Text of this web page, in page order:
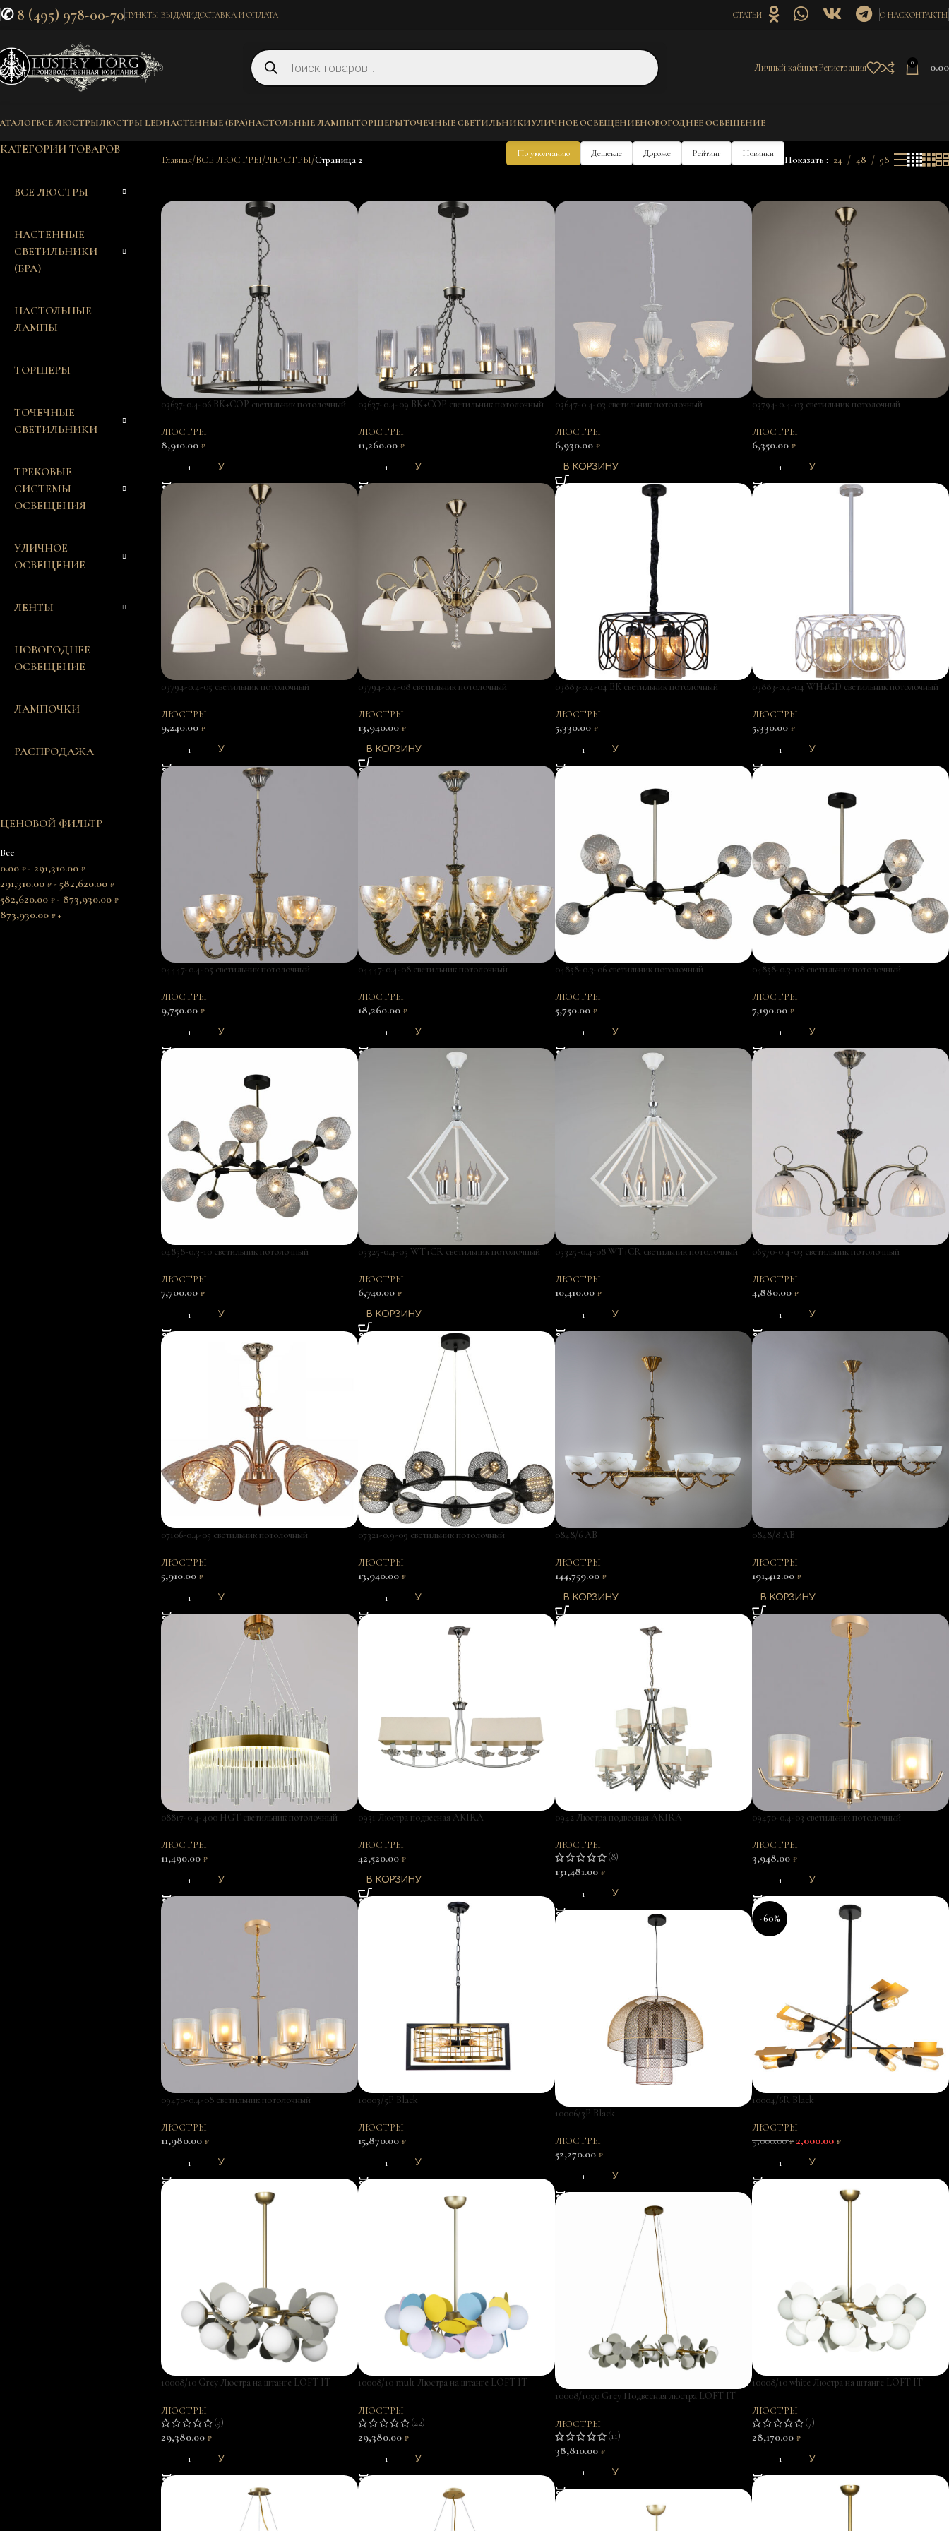
✆8 (495) 978-00-70ПУНКТЫ ВЫДАЧИДОСТАВКА И ОПЛАТА СТАТЬИ О НАСКОНТАКТЫ
Личный кабинетРегистрация 0
ВСЕ ЛЮСТРЫЛЮСТРЫ LEDНАСТЕННЫЕ (БРА)НАСТОЛЬНЫЕ ЛАМПЫТОРШЕРЫТОЧЕЧНЫЕ СВЕТИЛЬНИКИУЛИЧНОЕ ОСВЕЩЕНИЕНОВОГОДНЕЕ ОСВЕЩЕНИЕ
КАТЕГОРИИ ТОВАРОВ
ВСЕ ЛЮСТРЫ
НАСТЕННЫЕ
СВЕТИЛЬНИКИ
(БРА)
НАСТОЛЬНЫЕ
ЛАМПЫ
ТОРШЕРЫ
ТОЧЕЧНЫЕ
СВЕТИЛЬНИКИ
ТРЕКОВЫЕ
СИСТЕМЫ
ОСВЕЩЕНИЯ
УЛИЧНОЕ
ОСВЕЩЕНИЕ
ЛЕНТЫ
НОВОГОДНЕЕ
ОСВЕЩЕНИЕ
ЛАМПОЧКИ
РАСПРОДАЖА
ЦЕНОВОЙ ФИЛЬТР
Все
0.00 ₽- 291,310.00 ₽
291,310.00 ₽- 582,620.00 ₽
582,620.00 ₽- 873,930.00 ₽
873,930.00 ₽+
Главная ВСЕ ЛЮСТРЫ ЛЮСТРЫ Страница 2
По умолчанию Дешевле Дороже Рейтинг Новинки
Показать 24 48 98
03637-0.4-06 BK+COP светильник потолочный
ЛЮСТРЫ
8,910.00 ₽
В КОРЗИНУ
03637-0.4-09 BK+COP светильник потолочный
ЛЮСТРЫ
11,260.00 ₽
В КОРЗИНУ
03647-0.4-03 светильник потолочный
ЛЮСТРЫ
6,930.00 ₽
В КОРЗИНУ
03794-0.4-03 светильник потолочный
ЛЮСТРЫ
6,350.00 ₽
В КОРЗИНУ
03794-0.4-05 светильник потолочный
ЛЮСТРЫ
9,240.00 ₽
В КОРЗИНУ
03794-0.4-08 светильник потолочный
ЛЮСТРЫ
13,940.00 ₽
В КОРЗИНУ
03883-0.4-04 BK светильник потолочный
ЛЮСТРЫ
5,330.00 ₽
В КОРЗИНУ
03883-0.4-04 WH+GD светильник потолочный
ЛЮСТРЫ
5,330.00 ₽
В КОРЗИНУ
04447-0.4-05 светильник потолочный
ЛЮСТРЫ
9,750.00 ₽
В КОРЗИНУ
04447-0.4-08 светильник потолочный
ЛЮСТРЫ
18,260.00 ₽
В КОРЗИНУ
04858-0.3-06 светильник потолочный
ЛЮСТРЫ
5,750.00 ₽
В КОРЗИНУ
04858-0.3-08 светильник потолочный
ЛЮСТРЫ
7,190.00 ₽
В КОРЗИНУ
04858-0.3-10 светильник потолочный
ЛЮСТРЫ
7,700.00 ₽
В КОРЗИНУ
05325-0.4-05 WT+CR светильник потолочный
ЛЮСТРЫ
6,740.00 ₽
В КОРЗИНУ
05325-0.4-08 WT+CR светильник потолочный
ЛЮСТРЫ
10,410.00 ₽
В КОРЗИНУ
06570-0.4-03 светильник потолочный
ЛЮСТРЫ
4,880.00 ₽
В КОРЗИНУ
07106-0.4-05 светильник потолочный
ЛЮСТРЫ
5,910.00 ₽
В КОРЗИНУ
07321-0.9-09 светильник потолочный
ЛЮСТРЫ
13,940.00 ₽
В КОРЗИНУ
0848/6 AB
ЛЮСТРЫ
144,759.00 ₽
В КОРЗИНУ
0848/8 AB
ЛЮСТРЫ
191,412.00 ₽
В КОРЗИНУ
08817-0.4-400 HGT светильник потолочный
ЛЮСТРЫ
11,490.00 ₽
В КОРЗИНУ
0931 Люстра подвесная AKIRA
ЛЮСТРЫ
42,520.00 ₽
В КОРЗИНУ
0942 Люстра подвесная AKIRA
ЛЮСТРЫ
(8)
131,481.00 ₽
В КОРЗИНУ
09470-0.4-03 светильник потолочный
ЛЮСТРЫ
3,948.00 ₽
В КОРЗИНУ
09470-0.4-08 светильник потолочный
ЛЮСТРЫ
11,980.00 ₽
В КОРЗИНУ
10003/5P Black
ЛЮСТРЫ
15,870.00 ₽
В КОРЗИНУ
-60%
10004/6R Black
ЛЮСТРЫ
5,000.00₽2,000.00 ₽
В КОРЗИНУ
10006/3P Black
ЛЮСТРЫ
52,270.00 ₽
В КОРЗИНУ
10008/10 Grey Люстра на штанге LOFT IT
ЛЮСТРЫ
(9)
29,380.00 ₽
В КОРЗИНУ
10008/10 mult Люстра на штанге LOFT IT
ЛЮСТРЫ
(22)
29,380.00 ₽
В КОРЗИНУ
10008/10 white Люстра на штанге LOFT IT
ЛЮСТРЫ
(7)
28,170.00 ₽
В КОРЗИНУ
10008/1050 Grey Подвесная люстра LOFT IT
ЛЮСТРЫ
(11)
38,810.00 ₽
В КОРЗИНУ